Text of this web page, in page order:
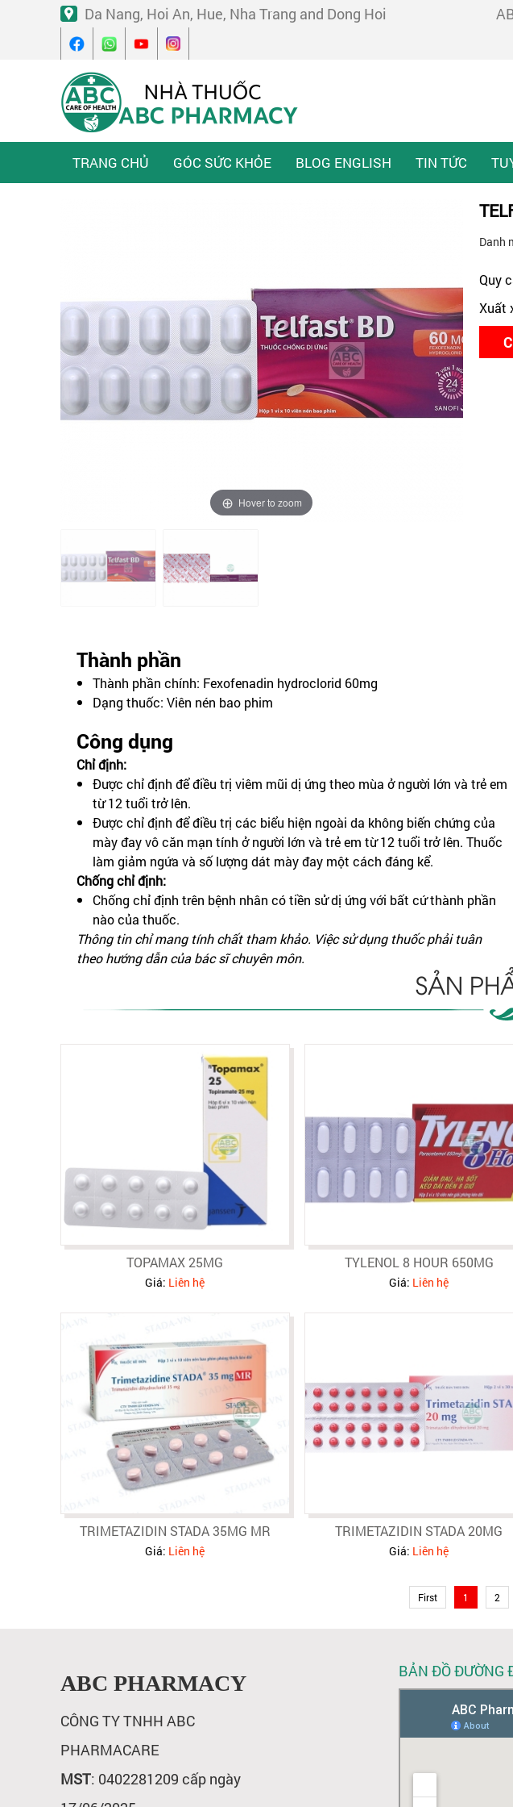
Da Nang, Hoi An, Hue, Nha Trang and Dong Hoi
TRANG CHỦ GÓC SỨC KHỎE BLOG ENGLISH TIN TỨC
Hover to zoom
Danh
Quy
Xuất
Thành phần
Thành phần chính: Fexofenadin hydroclorid 60mg
Dạng thuốc: Viên nén bao phim
Công dụng
Chỉ định:
Được chỉ định để điều trị viêm mũi dị ứng theo mùa ở người lớn và trẻ em
từ 12 tuổi trở lên.
Được chỉ định để điều trị các biểu hiện ngoài da không biến chứng của
mày đay vô căn mạn tính ở người lớn và trẻ em từ 12 tuổi trở lên. Thuốc
làm giảm ngứa và số lượng dát mày đay một cách đáng kể.
Chống chỉ định:
Chống chỉ định trên bệnh nhân có tiền sử dị ứng với bất cứ thành phần
nào của thuốc.
Thông tin chỉ mang tính chất tham khảo. Việc sử dụng thuốc phải tuân
theo hướng dẫn của bác sĩ chuyên môn.
SẢN
TOPAMAX 25MG
Giá: Liên hệ
TYLENOL 8 HOUR 650MG
Giá: Liên hệ
TRIMETAZIDIN STADA 35MG MR
Giá: Liên hệ
TRIMETAZIDIN STADA 20MG
Giá: Liên hệ
First 1 2
ABC PHARMACY
CÔNG TY TNHH ABC
PHARMACARE
MST: 0402281209 cấp ngày
BẢN ĐỒ ĐƯỜNG